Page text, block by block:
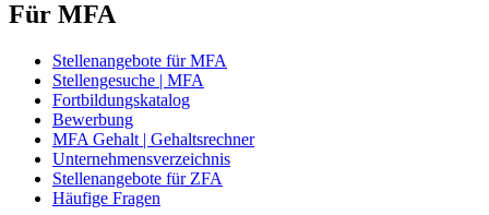
Für MFA
Stellenangebote für MFA
Stellengesuche | MFA
Fortbildungskatalog
Bewerbung
MFA Gehalt | Gehaltsrechner
Unternehmensverzeichnis
Stellenangebote für ZFA
Häufige Fragen